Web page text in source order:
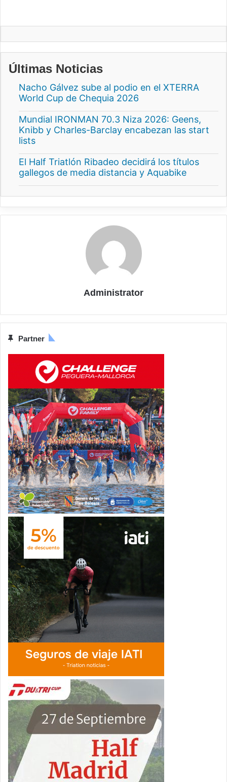
Últimas Noticias
Nacho Gálvez sube al podio en el XTERRA
World Cup de Chequia 2026
Mundial IRONMAN 70.3 Niza 2026: Geens,
Knibb y Charles-Barclay encabezan las start
lists
El Half Triatlón Ribadeo decidirá los títulos
gallegos de media distancia y Aquabike
Administrator
Partner